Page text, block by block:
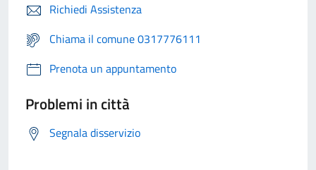
Richiedi Assistenza
Chiama il comune 0317776111
Prenota un appuntamento
Problemi in città
Segnala disservizio